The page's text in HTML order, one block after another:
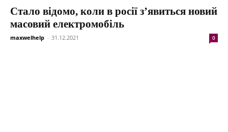
Стало відомо, коли в росії з’явиться новий
масовий електромобіль
maxwelhelp - 31.12.2021 0